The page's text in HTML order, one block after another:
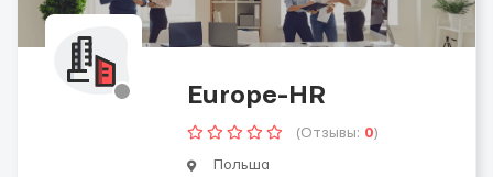
Europe-HR
(Отзывы: 0)
Польша